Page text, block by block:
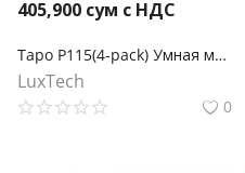
405,900 сум с НДС
Tapo P115(4-pack) Умная мини Wi-Fi розетка с мониторингом энергопотребления
LuxTech
0